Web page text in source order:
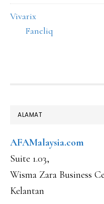
Vivarix
Faneliq
FOOTER
ALAMAT
AFAMalaysia.com
Suite 1.03,
Wisma Zara Business
Kelantan